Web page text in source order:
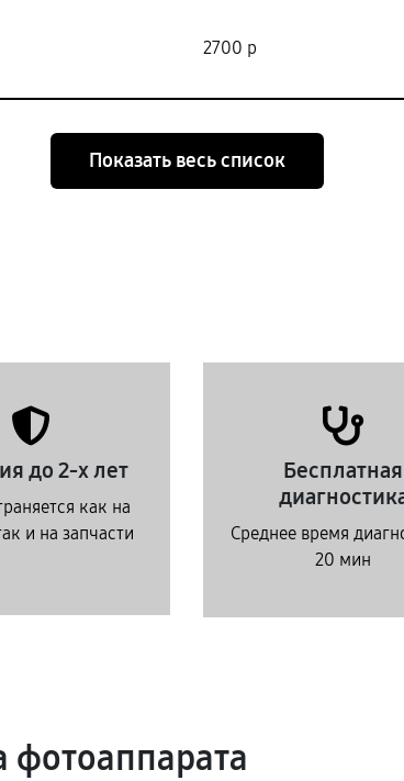
2700 р
Показать весь список
до 2-х лет
как на
и на запчасти
Бесплатная
Среднее время
20 мин